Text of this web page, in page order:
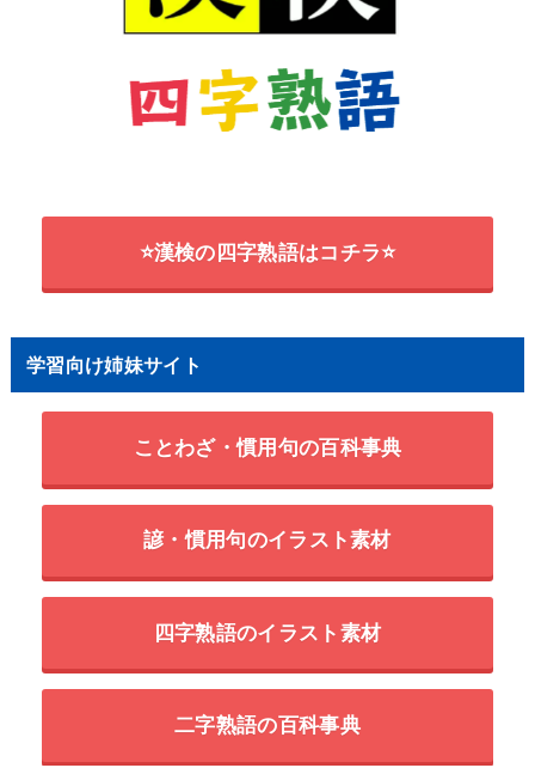
⭐漢検の四字熟語はコチラ⭐
学習向け姉妹サイト
ことわざ・慣用句の百科事典
諺・慣用句のイラスト素材
四字熟語のイラスト素材
二字熟語の百科事典